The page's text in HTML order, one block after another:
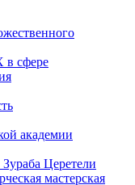
в сфере
академии
Церетели
мастерская